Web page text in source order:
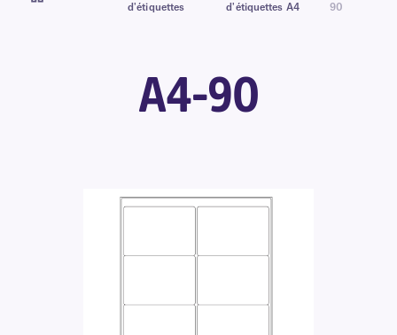
d'étiquettes
d'étiquettes A4
90
A4-90